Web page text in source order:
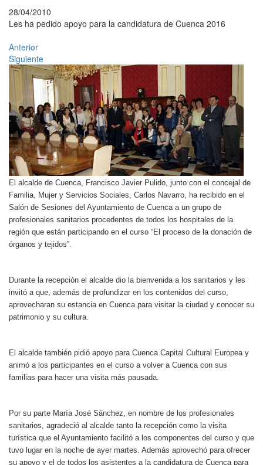
28/04/2010
Les ha pedido apoyo para la candidatura de Cuenca 2016
Anterior
Siguiente
El alcalde de Cuenca, Francisco Javier Pulido, junto con el concejal de
Familia, Mujer y Servicios Sociales, Carlos Navarro, ha recibido en el
Salón de Sesiones del Ayuntamiento de Cuenca a un grupo de
profesionales sanitarios procedentes de todos los hospitales de la
región que están participando en el curso “El proceso de la donación de
órganos y tejidos”.
Durante la recepción el alcalde dio la bienvenida a los sanitarios y les
invitó a que, además de profundizar en los contenidos del curso,
aprovecharan su estancia en Cuenca para visitar la ciudad y conocer su
patrimonio y su cultura.
El alcalde también pidió apoyo para Cuenca Capital Cultural Europea y
animó a los participantes en el curso a volver a Cuenca con sus
familias para hacer una visita más pausada.
Por su parte María José Sánchez, en nombre de los profesionales
sanitarios, agradeció al alcalde tanto la recepción como la visita
turística que el Ayuntamiento facilitó a los componentes del curso y que
tuvo lugar en la noche de ayer martes. Además aprovechó para ofrecer
su apoyo y el de todos los asistentes a la candidatura de Cuenca para